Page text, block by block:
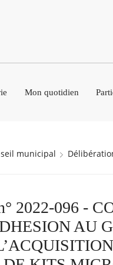
Mon quotidien
municipal
2022-096 -
AU